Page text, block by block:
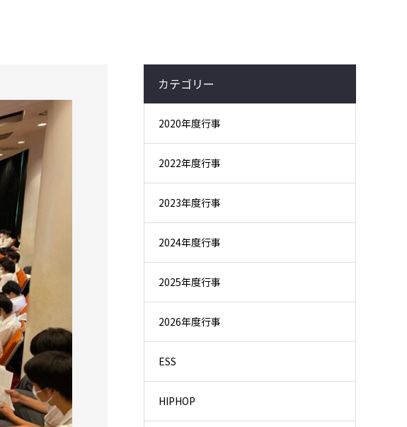
カテゴリー
2020年度行事
2022年度行事
2023年度行事
2024年度行事
2025年度行事
2026年度行事
ESS
HIPHOP